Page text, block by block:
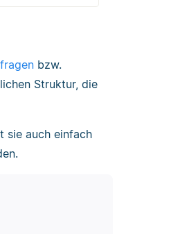
bzw.
Struktur, die
sie auch einfach